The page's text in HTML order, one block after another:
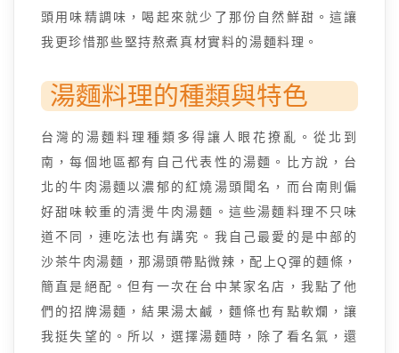
頭用味精調味，喝起來就少了那份自然鮮甜。這讓
我更珍惜那些堅持熬煮真材實料的湯麵料理。
湯麵料理的種類與特色
台灣的湯麵料理種類多得讓人眼花撩亂。從北到
南，每個地區都有自己代表性的湯麵。比方說，台
北的牛肉湯麵以濃郁的紅燒湯頭聞名，而台南則偏
好甜味較重的清燙牛肉湯麵。這些湯麵料理不只味
道不同，連吃法也有講究。我自己最愛的是中部的
沙茶牛肉湯麵，那湯頭帶點微辣，配上Q彈的麵條，
簡直是絕配。但有一次在台中某家名店，我點了他
們的招牌湯麵，結果湯太鹹，麵條也有點軟爛，讓
我挺失望的。所以，選擇湯麵時，除了看名氣，還